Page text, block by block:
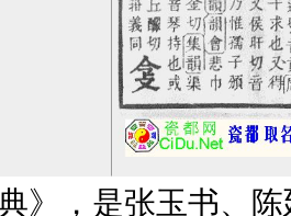
，是张玉书、陈